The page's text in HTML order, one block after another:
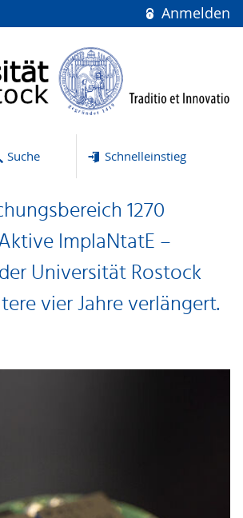
Anmelden
Suche Schnelleinstieg
1270
ImplaNtatE –
Universität Rostock
vier Jahre verlängert.